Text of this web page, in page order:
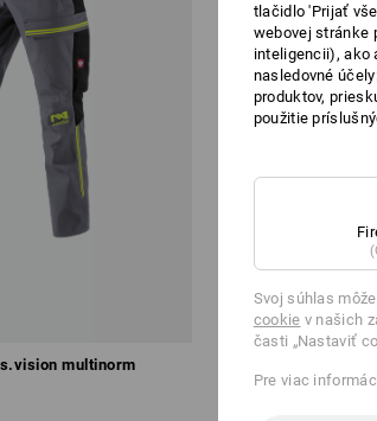
multinorm
tlačidlo 'Prijať
webovej stránke
inteligencii), ako
nasledovné
produktov,
použitie
Svoj súhlas
cookie v našich
časti „Nastaviť
Pre viac